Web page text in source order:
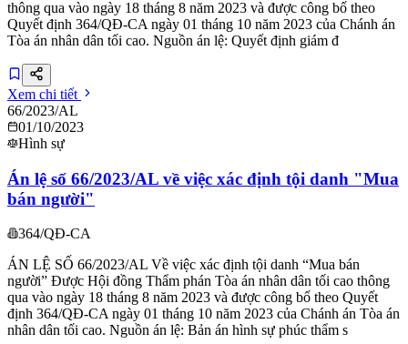
thông qua vào ngày 18 tháng 8 năm 2023 và được công bố theo
Quyết định 364/QĐ-CA ngày 01 tháng 10 năm 2023 của Chánh án
Tòa án nhân dân tối cao. Nguồn án lệ: Quyết định giám đ
Xem chi tiết
66/2023/AL
01/10/2023
Hình sự
Án lệ số 66/2023/AL về việc xác định tội danh "Mua
bán người"
364/QĐ-CA
ÁN LỆ SỐ 66/2023/AL Về việc xác định tội danh “Mua bán
người” Được Hội đồng Thẩm phán Tòa án nhân dân tối cao thông
qua vào ngày 18 tháng 8 năm 2023 và được công bố theo Quyết
định 364/QĐ-CA ngày 01 tháng 10 năm 2023 của Chánh án Tòa án
nhân dân tối cao. Nguồn án lệ: Bản án hình sự phúc thẩm s